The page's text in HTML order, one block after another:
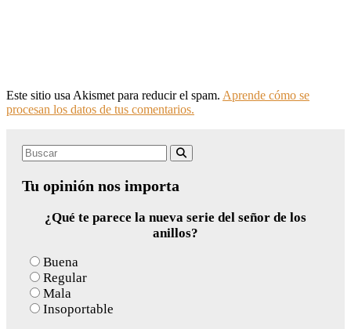
Este sitio usa Akismet para reducir el spam. Aprende cómo se
procesan los datos de tus comentarios.
Search
Tu opinión nos importa
¿Qué te parece la nueva serie del señor de los
anillos?
Buena
Regular
Mala
Insoportable